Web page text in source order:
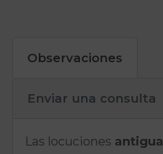
Observaciones
Enviar una consulta
Las locuciones antigua